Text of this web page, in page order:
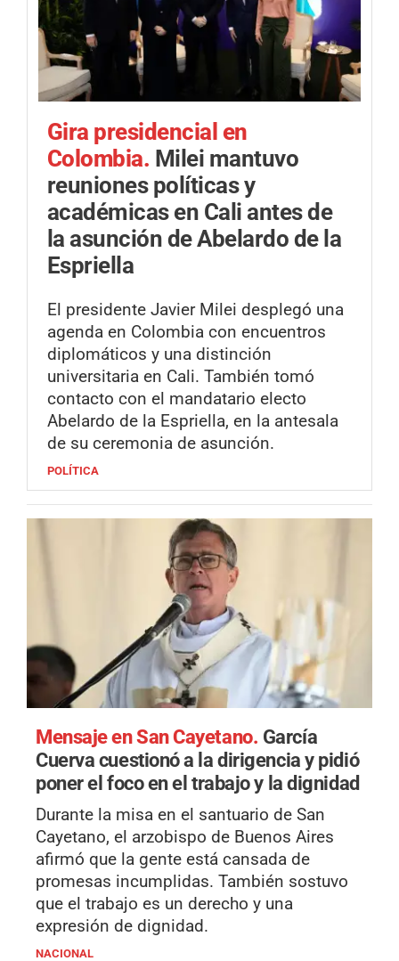
Gira presidencial en
Colombia. Milei mantuvo
reuniones políticas y
académicas en Cali antes de
la asunción de Abelardo de la
Espriella
El presidente Javier Milei desplegó una
agenda en Colombia con encuentros
diplomáticos y una distinción
universitaria en Cali. También tomó
contacto con el mandatario electo
Abelardo de la Espriella, en la antesala
de su ceremonia de asunción.
POLÍTICA
Mensaje en San Cayetano. García
Cuerva cuestionó a la dirigencia y pidió
poner el foco en el trabajo y la dignidad
Durante la misa en el santuario de San
Cayetano, el arzobispo de Buenos Aires
afirmó que la gente está cansada de
promesas incumplidas. También sostuvo
que el trabajo es un derecho y una
expresión de dignidad.
NACIONAL